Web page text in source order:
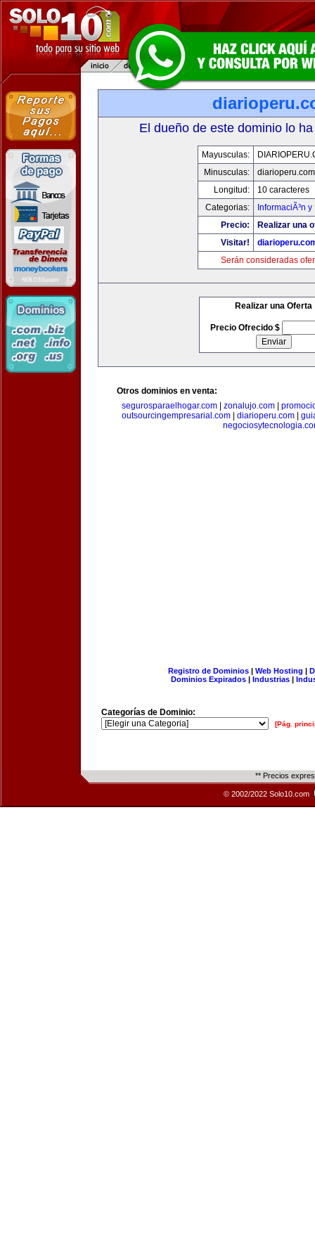
El dueño de este dominio lo
Mayusculas:
Minusculas:
diarioperu.com
Longitud:
10 caracteres
Categorias:
InformaciÃ³n
Precio:
Realizar una
Visitar!
Serán consideradas
Realizar una Oferta
Precio Ofrecido $
Otros dominios en venta:
segurosparaelhogar.com| zonalujo.com|
outsourcingempresarial.com| diarioperu.com|
Registro de Dominios| Web Hosting |
Dominios Expirados | Industrias |
Categorías de Dominio:
[Pág.
** Precios
© 2002/2022 Solo10.com